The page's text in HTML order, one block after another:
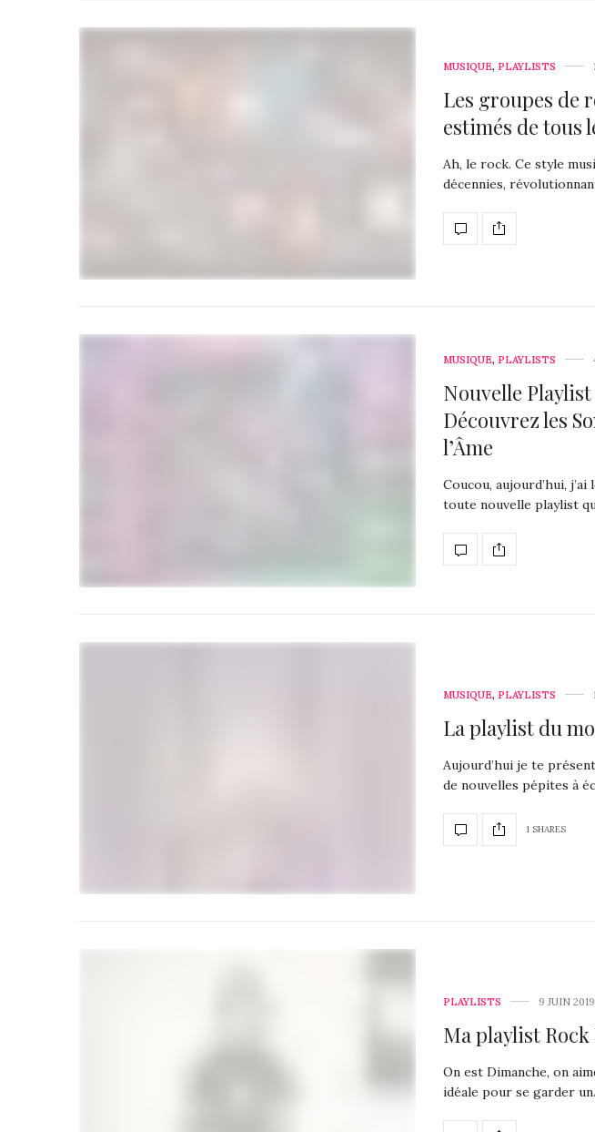
MUSIQUE, PLAYLISTS
Les groupes de
estimés de tous
Ah, le rock. Ce style
décennies,
MUSIQUE, PLAYLISTS
Nouvelle
Découvrez les
l’Âme
Coucou, aujourd’hui,
toute nouvelle playlist
MUSIQUE, PLAYLISTS
La playlist du
Aujourd’hui je te
de nouvelles pépites à
1 SHARES
PLAYLISTS 9 JUIN 2019
Ma playlist
On est Dimanche, on
idéale pour se garder